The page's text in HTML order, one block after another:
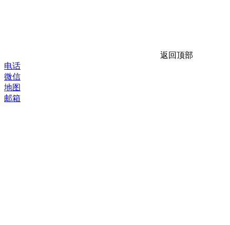
返回顶部
电话
微信
地图
邮箱